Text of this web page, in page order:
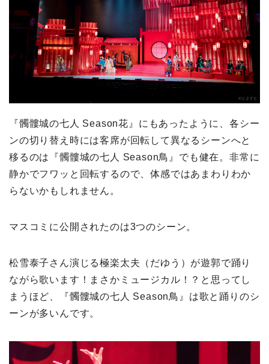
『髑髏城の七人 Season花』にもあったように、各シー
ンの切り替え時には客席が回転して異なるシーンへと
移るのは『髑髏城の七人 Season鳥』でも健在。非常に
静かでフワッと回転するので、体感ではあまわりわか
らないかもしれません。
マスコミに公開されたのは3つのシーン。
松雪泰子さん演じる極楽太夫（だゆう）が遊郭で踊り
ながら歌います！まさかミュージカル！？と思ってし
まうほど、『髑髏城の七人 Season鳥』は歌と踊りのシ
ーンが多いんです。